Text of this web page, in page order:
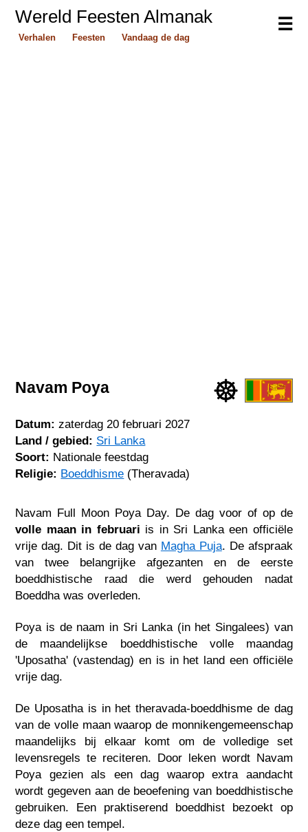
☰
Wereld Feesten Almanak
Verhalen Feesten Vandaag de dag
Navam Poya
Datum: zaterdag 20 februari 2027
Land / gebied: Sri Lanka
Soort: Nationale feestdag
Religie: Boeddhisme (Theravada)
Navam Full Moon Poya Day. De dag voor of op de
volle maan in februari is in Sri Lanka een officiële
vrije dag. Dit is de dag van Magha Puja. De afspraak
van twee belangrijke afgezanten en de eerste
boeddhistische raad die werd gehouden nadat
Boeddha was overleden.
Poya is de naam in Sri Lanka (in het Singalees) van
de maandelijkse boeddhistische volle maandag
'Uposatha' (vastendag) en is in het land een officiële
vrije dag.
De Uposatha is in het theravada-boeddhisme de dag
van de volle maan waarop de monnikengemeenschap
maandelijks bij elkaar komt om de volledige set
levensregels te reciteren. Door leken wordt Navam
Poya gezien als een dag waarop extra aandacht
wordt gegeven aan de beoefening van boeddhistische
gebruiken. Een praktiserend boeddhist bezoekt op
deze dag een tempel.